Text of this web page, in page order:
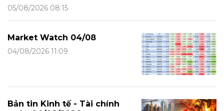
05/08/2026 08:15
Market Watch 04/08
04/08/2026 11:09
Bản tin Kinh tế - Tài chính